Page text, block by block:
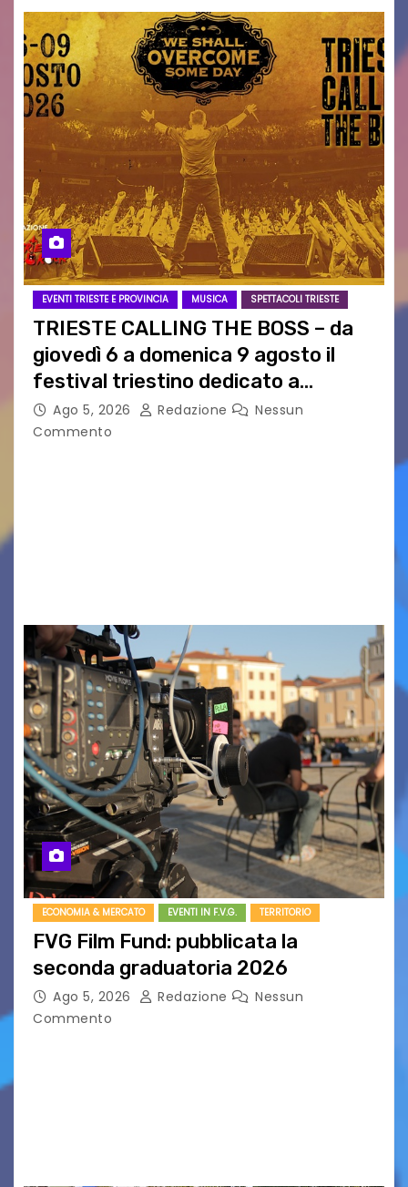
EVENTI TRIESTE E PROVINCIA MUSICA SPETTACOLI TRIESTE
TRIESTE CALLING THE BOSS – da
giovedì 6 a domenica 9 agosto il
festival triestino dedicato a
Springsteen
Ago 5, 2026 Redazione
Nessun
Commento
ECONOMIA & MERCATO EVENTI IN F.V.G. TERRITORIO
FVG Film Fund: pubblicata la
seconda graduatoria 2026
Ago 5, 2026 Redazione
Nessun
Commento